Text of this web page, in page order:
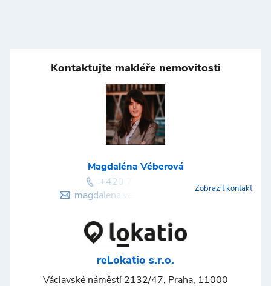
Kontaktujte makléře nemovitosti
Magdaléna Véberová
+420 736 746 148
magdalena.veberova@lokatio.czZobrazit kontakt
reLokatio s.r.o.
Václavské náměstí 2132/47, Praha, 11000